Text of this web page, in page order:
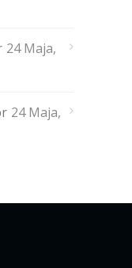
24 Maja,
24 Maja,